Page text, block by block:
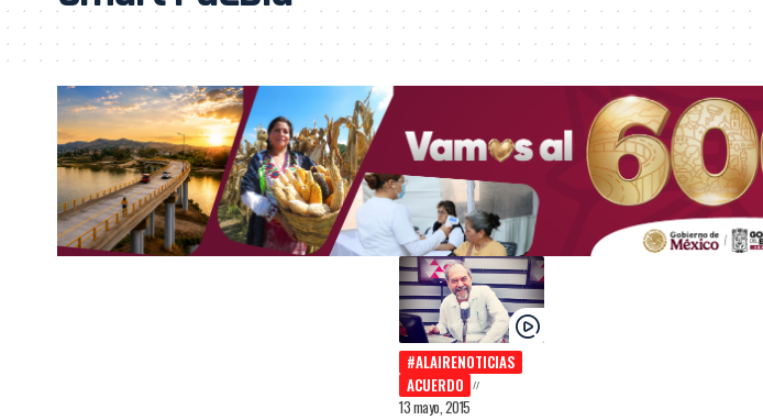
#ALAIRENOTICIAS
ACUERDO
13 mayo, 2015